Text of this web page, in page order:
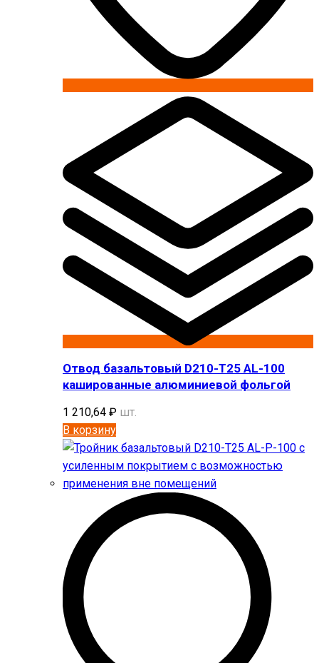
Отвод базальтовый D210-T25 AL-100
кашированные алюминиевой фольгой
1 210,64 ₽ шт.
В корзину